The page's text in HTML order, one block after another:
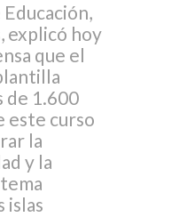
explicó hoy
que el
de 1.600
este curso
la
y la
islas